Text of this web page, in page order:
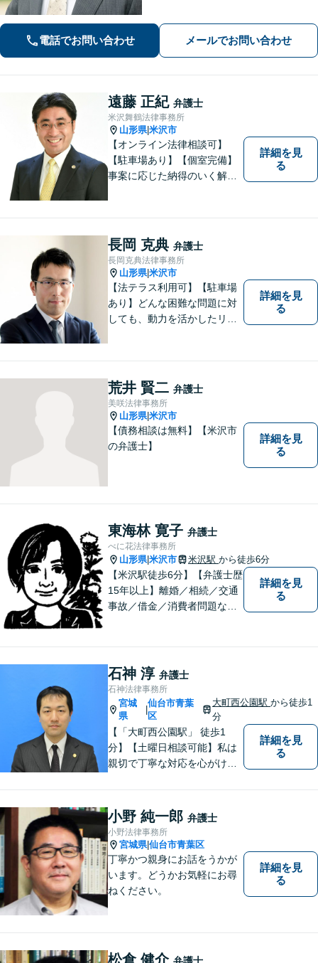
談料30分1,100円】【大町西公園駅1
分】【夜間・休日対応可能】
電話でお問い合わせ メールでお問い合わせ
遠藤 正紀 弁護士
米沢舞鶴法律事務所
山形県|米沢市
【オンライン法律相談可】
【駐車場あり】【個室完備】
事案に応じた納得のいく解決
詳細を見
る
長岡 克典 弁護士
長岡克典法律事務所
山形県|米沢市
【法テラス利用可】【駐車場
あり】どんな困難な問題に対
しても、動力を活かしたリー
いた案件は1日でも早く解決す
るよう努力することで早期解
決を目指します。 お気軽にご
相談ください。
詳細を見
る
荒井 賢二 弁護士
美咲法律事務所
山形県|米沢市
【債務相談は無料】【米沢市
の弁護士】
詳細を見
る
東海林 寛子 弁護士
べに花法律事務所
山形県|米沢市 米沢駅 から徒歩6分
【米沢駅徒歩6分】【弁護士歴
15年以上】離婚／相続／交通
事故／借金／消費者問題な
詳細を見
る
石神 淳 弁護士
石神法律事務所
宮城
県
|
仙台市青葉
区
大町西公園駅から徒歩1
分
【「大町西公園駅」 徒歩1
分】【土曜日相談可能】私は
親切で丁寧な対応を心がけ、
法律に不安を抱える方々に支
援を提供しています。 依頼者
の要望を実現するため、迅速
かつ的確に対応いたします。
詳細を見
る
小野 純一郎 弁護士
小野法律事務所
宮城県|仙台市青葉区
丁寧かつ親身にお話をうかが
います。どうかお気軽にお尋
ねください。
詳細を見
る
松倉 健介 弁護士